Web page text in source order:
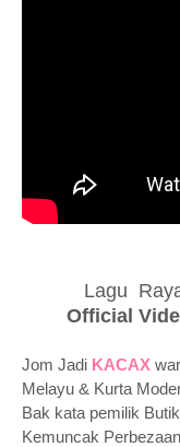
Lagu
Official
Jom Jadi KACAX
Melayu & Kurta
Bak kata pemilik
Kemuncak